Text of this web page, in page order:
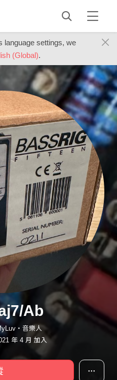
language settings, we
(Global).
Ab
・音樂人
年 4 月 加入